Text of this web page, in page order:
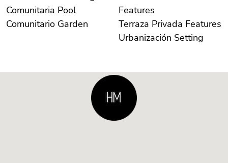
Comunitaria Pool
Comunitario Garden
Features
Terraza Privada Features
Urbanización Setting